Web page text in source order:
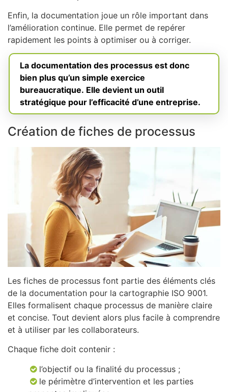
Enfin, la documentation joue un rôle important dans
l’amélioration continue. Elle permet de repérer
rapidement les points à optimiser ou à corriger.
La documentation des processus est donc
bien plus qu’un simple exercice
bureaucratique. Elle devient un outil
stratégique pour l’efficacité d’une entreprise.
Création de fiches de processus
Les fiches de processus font partie des éléments clés
de la documentation pour la cartographie ISO 9001.
Elles formalisent chaque processus de manière claire
et concise. Tout devient alors plus facile à comprendre
et à utiliser par les collaborateurs.
Chaque fiche doit contenir :
l’objectif ou la finalité du processus ;
le périmètre d’intervention et les parties